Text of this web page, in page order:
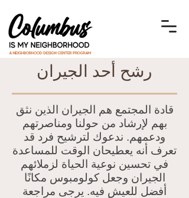
رشح أحد الجيران
قادة المجتمع هم الجيران الذين نثق
بهم لإرشاد من حولنا ومناصرتهم
ودعمهم. ندعوك لترشيح فرد قد
تعرف أنه يعطيحان الوقت للمساعدة
في تحسين نوعية الحياة لزملائهم
الجيران وجعل كولومبوس مكانًا
أفضل للعيش فيه. يرجى مراجعة